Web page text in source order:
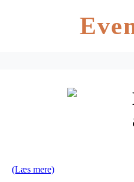
(Læs mere)